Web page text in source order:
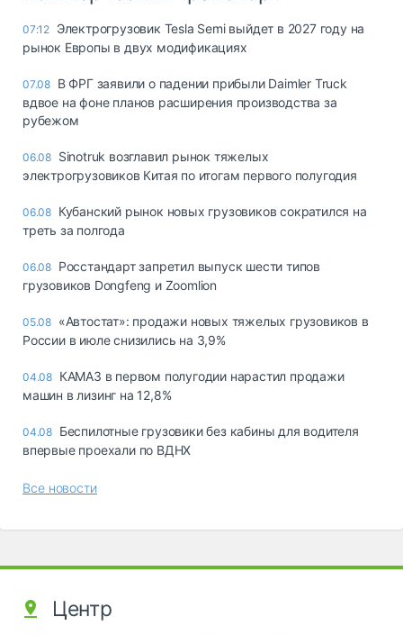
07:12 Электрогрузовик Tesla Semi выйдет в 2027 году на
рынок Европы в двух модификациях
07.08 В ФРГ заявили о падении прибыли Daimler Truck
вдвое на фоне планов расширения производства за
рубежом
06.08 Sinotruk возглавил рынок тяжелых
электрогрузовиков Китая по итогам первого полугодия
06.08 Кубанский рынок новых грузовиков сократился на
треть за полгода
06.08 Росстандарт запретил выпуск шести типов
грузовиков Dongfeng и Zoomlion
05.08 «Автостат»: продажи новых тяжелых грузовиков в
России в июле снизились на 3,9%
04.08 КАМАЗ в первом полугодии нарастил продажи
машин в лизинг на 12,8%
04.08 Беспилотные грузовики без кабины для водителя
впервые проехали по ВДНХ
Все новости
Центр